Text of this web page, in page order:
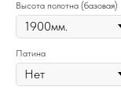
Высота полотна (базовая)
Патина